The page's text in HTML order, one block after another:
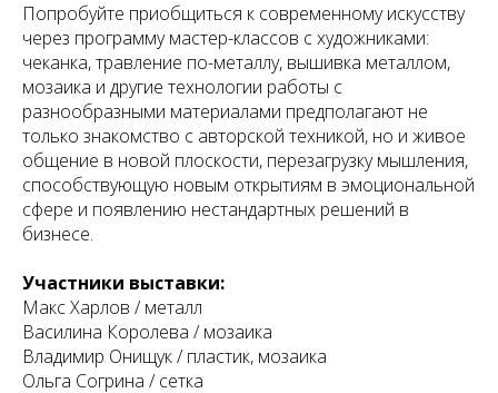
Попробуйте приобщиться к современному искусству
через программу мастер-классов с художниками:
чеканка, травление по-металлу, вышивка металлом,
мозаика и другие технологии работы с
разнообразными материалами предполагают не
только знакомство с авторской техникой, но и живое
общение в новой плоскости, перезагрузку мышления,
способствующую новым открытиям в эмоциональной
сфере и появлению нестандартных решений в
бизнесе.
Участники выставки:
Макс Харлов / металл
Василина Королева / мозаика
Владимир Онищук / пластик, мозаика
Ольга Согрина / сетка